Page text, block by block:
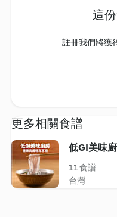
這
註冊我們將獲
更多相關食譜
低GI美味
11 食譜
台灣